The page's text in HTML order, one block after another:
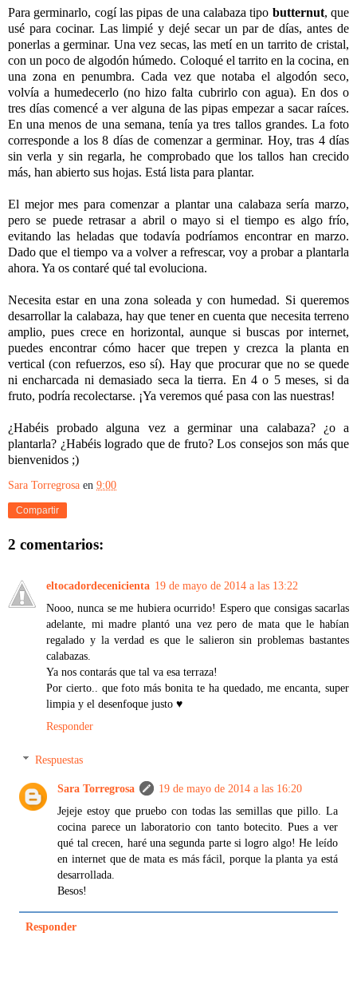
Para germinarlo, cogí las pipas de una calabaza tipo butternut, que
usé para cocinar. Las limpié y dejé secar un par de días, antes de
ponerlas a germinar. Una vez secas, las metí en un tarrito de cristal,
con un poco de algodón húmedo. Coloqué el tarrito en la cocina, en
una zona en penumbra. Cada vez que notaba el algodón seco,
volvía a humedecerlo (no hizo falta cubrirlo con agua). En dos o
tres días comencé a ver alguna de las pipas empezar a sacar raíces.
En una menos de una semana, tenía ya tres tallos grandes. La foto
corresponde a los 8 días de comenzar a germinar. Hoy, tras 4 días
sin verla y sin regarla, he comprobado que los tallos han crecido
más, han abierto sus hojas. Está lista para plantar.
El mejor mes para comenzar a plantar una calabaza sería marzo,
pero se puede retrasar a abril o mayo si el tiempo es algo frío,
evitando las heladas que todavía podríamos encontrar en marzo.
Dado que el tiempo va a volver a refrescar, voy a probar a plantarla
ahora. Ya os contaré qué tal evoluciona.
Necesita estar en una zona soleada y con humedad. Si queremos
desarrollar la calabaza, hay que tener en cuenta que necesita terreno
amplio, pues crece en horizontal, aunque si buscas por internet,
puedes encontrar cómo hacer que trepen y crezca la planta en
vertical (con refuerzos, eso sí). Hay que procurar que no se quede
ni encharcada ni demasiado seca la tierra. En 4 o 5 meses, si da
fruto, podría recolectarse. ¡Ya veremos qué pasa con las nuestras!
¿Habéis probado alguna vez a germinar una calabaza? ¿o a
plantarla? ¿Habéis logrado que de fruto? Los consejos son más que
bienvenidos ;)
Sara Torregrosa en 9:00
Compartir
2 comentarios:
eltocadordecenicienta 19 de mayo de 2014 a las 13:22
Nooo, nunca se me hubiera ocurrido! Espero que consigas sacarlas
adelante, mi madre plantó una vez pero de mata que le habían
regalado y la verdad es que le salieron sin problemas bastantes
calabazas.
Ya nos contarás que tal va esa terraza!
Por cierto.. que foto más bonita te ha quedado, me encanta, super
limpia y el desenfoque justo ♥
Responder
Respuestas
Sara Torregrosa
19 de mayo de 2014 a las 16:20
Jejeje estoy que pruebo con todas las semillas que pillo. La
cocina parece un laboratorio con tanto botecito. Pues a ver
qué tal crecen, haré una segunda parte si logro algo! He leído
en internet que de mata es más fácil, porque la planta ya está
desarrollada.
Besos!
Responder